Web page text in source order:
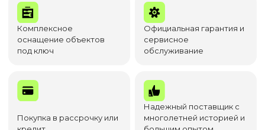
Комплексное
оснащение объектов
под ключ
Официальная гарантия и
сервисное
обслуживание
Покупка в рассрочку или
Надежный поставщик с
многолетней историей и